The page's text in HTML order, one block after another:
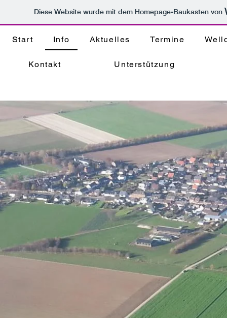
Diese Website wurde mit dem Homepage-Baukasten von
Start Info Aktuelles Termine
Kontakt Unterstützung